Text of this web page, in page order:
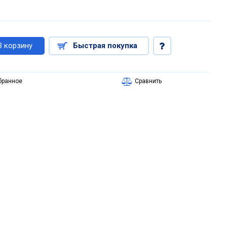
корзину Быстрая покупка
Сравнить